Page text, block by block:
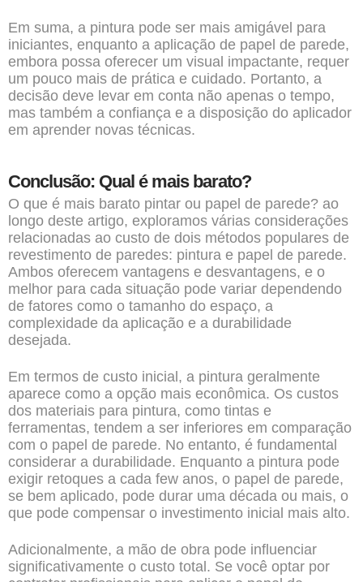
Em suma, a pintura pode ser mais amigável para
iniciantes, enquanto a aplicação de papel de parede,
embora possa oferecer um visual impactante, requer
um pouco mais de prática e cuidado. Portanto, a
decisão deve levar em conta não apenas o tempo,
mas também a confiança e a disposição do aplicador
em aprender novas técnicas.
Conclusão: Qual é mais barato?
O que é mais barato pintar ou papel de parede? ao
longo deste artigo, exploramos várias considerações
relacionadas ao custo de dois métodos populares de
revestimento de paredes: pintura e papel de parede.
Ambos oferecem vantagens e desvantagens, e o
melhor para cada situação pode variar dependendo
de fatores como o tamanho do espaço, a
complexidade da aplicação e a durabilidade
desejada.
Em termos de custo inicial, a pintura geralmente
aparece como a opção mais econômica. Os custos
dos materiais para pintura, como tintas e
ferramentas, tendem a ser inferiores em comparação
com o papel de parede. No entanto, é fundamental
considerar a durabilidade. Enquanto a pintura pode
exigir retoques a cada few anos, o papel de parede,
se bem aplicado, pode durar uma década ou mais, o
que pode compensar o investimento inicial mais alto.
Adicionalmente, a mão de obra pode influenciar
significativamente o custo total. Se você optar por